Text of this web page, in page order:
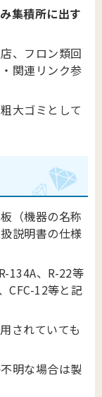
集積所に出す
、フロン類回
関連リンク参
大ゴミとして
（機器の名称
説明書の仕様
134A、R-22等
CFC-12等と記
されていても
明な場合は製